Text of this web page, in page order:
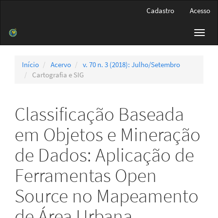
Barra
Cadastro Acesso
Início Acervo
v. 70 n. 3 (2018): Julho/Setembro
Cartografia e SIG
Classificação Baseada
em Objetos e Mineração
de Dados: Aplicação de
Ferramentas Open
Source no Mapeamento